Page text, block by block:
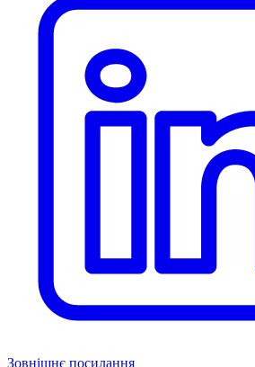
Зовнішнє посилання